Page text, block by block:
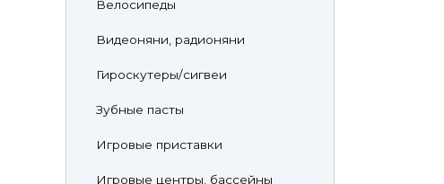
Велосипеды
Видеоняни, радионяни
Гироскутеры/сигвеи
Зубные пасты
Игровые приставки
Игровые центры, бассейны